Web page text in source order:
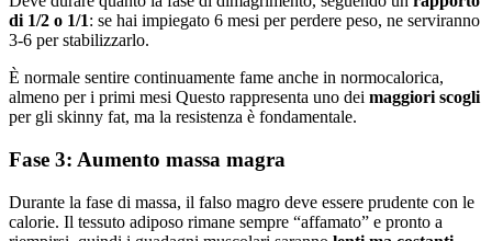
di 1/2 o 1/1: se hai impiegato 6 mesi per perdere peso, ne serviranno
3-6 per stabilizzarlo.
È normale sentire continuamente fame anche in normocalorica,
almeno per i primi mesi Questo rappresenta uno dei maggiori scogli
per gli skinny fat, ma la resistenza è fondamentale.
Fase 3: Aumento massa magra
Durante la fase di massa, il falso magro deve essere prudente con le
calorie. Il tessuto adiposo rimane sempre “affamato” e pronto a